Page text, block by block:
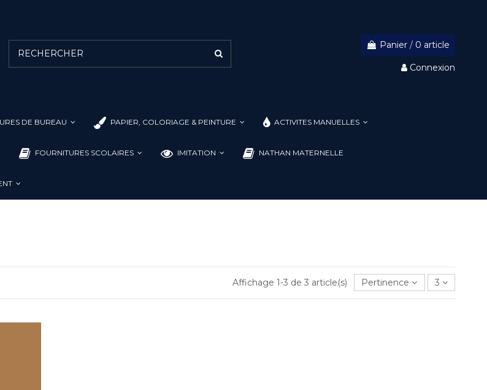
Panier / 0 article
Connexion
DE BUREAU PAPIER, COLORIAGE & PEINTURE ACTIVITES MANUELLES
FOURNITURES SCOLAIRES IMITATION NATHAN MATERNELLE
Affichage 1-3 de 3 article(s) Pertinence 3